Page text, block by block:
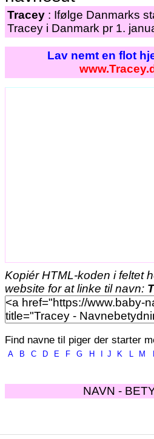
Tracey : Ifølge Danmarks
Tracey i Danmark pr 1.
Lav nemt en flot
Kopiér HTML-koden i feltet
website for at linke til navn:
Find navne til piger der starter
A B C D E F G H J K L M
NAVN -